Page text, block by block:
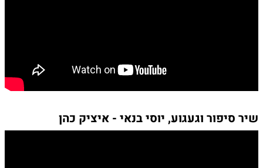
שיר סיפור וגעגוע, יוסי בנאי - איציק כהן